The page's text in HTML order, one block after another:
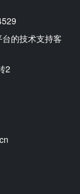
的技术支持客
2